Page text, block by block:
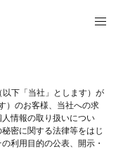
下「当社」とします）が
）のお客様、当社への求
情報の取り扱いについ
密に関する法律等をはじ
利用目的の公表、開示・